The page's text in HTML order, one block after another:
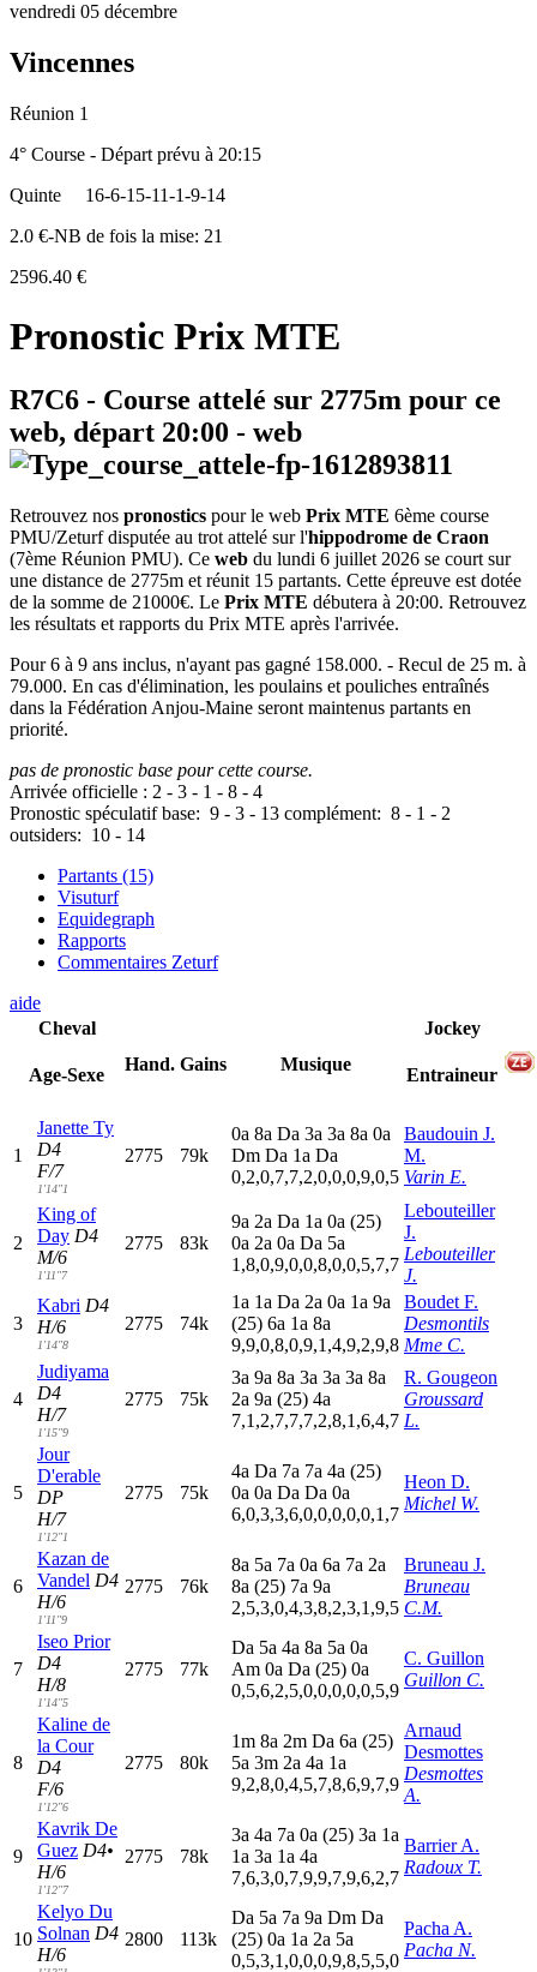
vendredi 05 décembre
Vincennes
Réunion 1
4° Course - Départ prévu à 20:15
Quinte
16-6-15-11-1-9-14
2.0 €-NB de fois la mise: 21
2596.40 €
Pronostic Prix MTE
R7C6 - Course attelé sur 2775m pour ce
web, départ 20:00 - web
Retrouvez nos pronostics pour le web Prix MTE 6ème course
PMU/Zeturf disputée au trot attelé sur l'hippodrome de Craon
(7ème Réunion PMU). Ce web du lundi 6 juillet 2026 se court sur
une distance de 2775m et réunit 15 partants. Cette épreuve est dotée
de la somme de 21000€. Le Prix MTE débutera à 20:00. Retrouvez
les résultats et rapports du Prix MTE après l'arrivée.
Pour 6 à 9 ans inclus, n'ayant pas gagné 158.000. - Recul de 25 m. à
79.000. En cas d'élimination, les poulains et pouliches entraînés
dans la Fédération Anjou-Maine seront maintenus partants en
priorité.
pas de pronostic base pour cette course.
Arrivée officielle : 2 - 3 - 1 - 8 - 4
Pronostic spéculatif base: 9 - 3 - 13 complément: 8 - 1 - 2
outsiders: 10 - 14
Partants (15)
Visuturf
Equidegraph
Rapports
Commentaires Zeturf
aide
Cheval
Age-Sexe
Hand. Gains Musique
Jockey
Entraineur
1
Janette Ty
D4
F/7
1'14"1
2775 79k
0a 8a Da 3a 3a 8a 0a
Dm Da 1a Da
0,2,0,7,7,2,0,0,0,9,0,5
Baudouin J.
M.
Varin E.
2
King of
Day D4
M/6
1'11"7
2775 83k
9a 2a Da 1a 0a (25)
0a 2a 0a Da 5a
1,8,0,9,0,0,8,0,0,5,7,7
Lebouteiller
J.
Lebouteiller
J.
3
Kabri D4
H/6
1'14"8
2775 74k
1a 1a Da 2a 0a 1a 9a
(25) 6a 1a 8a
9,9,0,8,0,9,1,4,9,2,9,8
Boudet F.
Desmontils
Mme C.
4
Judiyama
D4
H/7
1'15"9
2775 75k
3a 9a 8a 3a 3a 3a 8a
2a 9a (25) 4a
7,1,2,7,7,7,2,8,1,6,4,7
R. Gougeon
Groussard
L.
5
Jour
D'erable
DP
H/7
1'12"1
2775 75k
4a Da 7a 7a 4a (25)
0a 0a Da Da 0a
6,0,3,3,6,0,0,0,0,0,1,7
Heon D.
Michel W.
6
Kazan de
Vandel D4
H/6
1'11"9
2775 76k
8a 5a 7a 0a 6a 7a 2a
8a (25) 7a 9a
2,5,3,0,4,3,8,2,3,1,9,5
Bruneau J.
Bruneau
C.M.
7
Iseo Prior
D4
H/8
1'14"5
2775 77k
Da 5a 4a 8a 5a 0a
Am 0a Da (25) 0a
0,5,6,2,5,0,0,0,0,0,5,9
C. Guillon
Guillon C.
8
Kaline de
la Cour
D4
F/6
1'12"6
2775 80k
1m 8a 2m Da 6a (25)
5a 3m 2a 4a 1a
9,2,8,0,4,5,7,8,6,9,7,9
Arnaud
Desmottes
Desmottes
A.
9
Kavrik De
Guez D4•
H/6
1'12"7
2775 78k
3a 4a 7a 0a (25) 3a 1a
1a 3a 1a 4a
7,6,3,0,7,9,9,7,9,6,2,7
Barrier A.
Radoux T.
10
Kelyo Du
Solnan D4
H/6
2800 113k
Da 5a 7a 9a Dm Da
(25) 0a 1a 2a 5a
0,5,3,1,0,0,0,9,8,5,5,0
Pacha A.
Pacha N.